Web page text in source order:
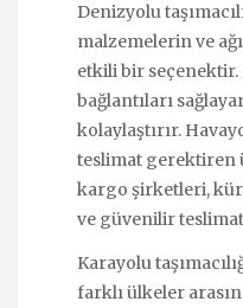
Denizyolu
malzemelerin ve
etkili bir
bağlantıları
kolaylaştırır.
teslimat gerektiren
kargo şirketleri,
ve güvenilir
Karayolu
farklı ülkeler